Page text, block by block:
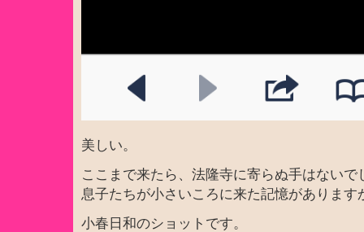
美しい。
ここまで来たら、法隆寺に寄らぬ手はないで
息子たちが小さいころに来た記憶がありま
小春日和のショットです。